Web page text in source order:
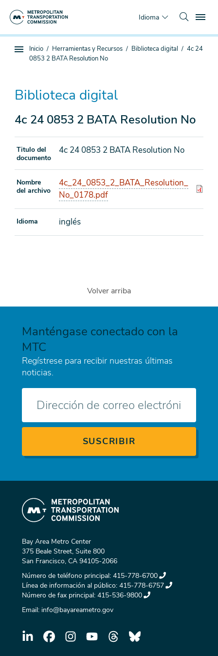
Idioma
Navegación
Estás
aquí
Inicio Herramientas y Recursos Biblioteca digital
4c 24
0853 2 BATA Resolution No
Biblioteca digital
4c 24 0853 2 BATA Resolution No
Titulo del
documento
4c 24 0853 2 BATA Resolution No
Nombre
del archivo
4c_24_0853_2_BATA_Resolution_
No_0178.pdf
Idioma inglés
Volver arriba
Manténgase conectado con la
MTC
Regístrese para recibir nuestras últimas
noticias.
electrónico
Bay Area Metro Center
375 Beale Street, Suite 800
San Francisco, CA 94105-2066
Número de teléfono principal: 415-778-6700
Línea de información al público: 415-778-6757
Número de fax principal: 415-536-9800
Email: info@bayareametro.gov